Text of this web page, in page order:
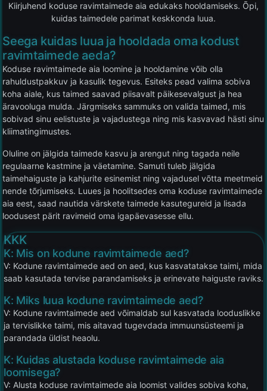
Kiirjuhend koduse ravimtaimede aia edukaks hooldamiseks. Õpi,
kuidas taimedele parimat keskkonda luua.
Seega kuidas luua ja hooldada oma kodust
ravimtaimede aeda?
Koduse ravimtaimede aia loomine ja hooldamine võib olla
rahuldustpakkuv ja kasulik tegevus. Esiteks pead valima sobiva
koha aiale, kus taimed saavad piisavalt päikesevalgust ja hea
äravooluga mulda. Järgmiseks sammuks on valida taimed, mis
sobivad sinu eelistuste ja vajadustega ning mis kasvavad hästi sinu
kliimatingimustes.
Oluline on jälgida taimede kasvu ja arengut ning tagada neile
regulaarne kastmine ja väetamine. Samuti tuleb jälgida
taimehaiguste ja kahjurite esinemist ning vajadusel võtta meetmeid
nende tõrjumiseks. Luues ja hoolitsedes oma koduse ravimtaimede
aia eest, saad nautida värskete taimede kasutegureid ja lisada
loodusest pärit ravimeid oma igapäevasesse ellu.
KKK
K: Mis on kodune ravimtaimede aed?
V: Kodune ravimtaimede aed on aed, kus kasvatatakse taimi, mida
saab kasutada tervise parandamiseks ja erinevate haiguste raviks.
K: Miks luua kodune ravimtaimede aed?
V: Kodune ravimtaimede aed võimaldab sul kasvatada looduslikke
ja tervislikke taimi, mis aitavad tugevdada immuunsüsteemi ja
parandada üldist heaolu.
K: Kuidas alustada koduse ravimtaimede aia
loomisega?
V: Alusta koduse ravimtaimede aia loomist valides sobiva koha,